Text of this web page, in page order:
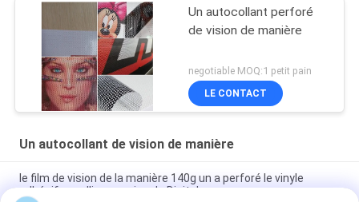
Un autocollant perforé
de vision de manière
negotiable MOQ:1 petit pain
LE CONTACT
Un autocollant de vision de manière
le film de vision de la manière 140g un a perforé le vinyle
adhésif pour l'impression de Digital